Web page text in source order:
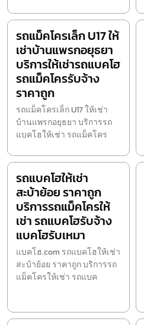
รถแม็คโครเล็ก U17 ให้
เช่าบ้านแพรกอยุธยา
บริการให้เช่ารถแบคโฮ
รถแม็คโครรับจ้าง
ราคาถูก
รถแม็คโครเล็ก U17 ให้เช่า
บ้านแพรกอยุธยา บริการรถ
แบคโฮให้เช่า รถแม็คโคร
รถแบคโฮให้เช่า
สะบ้าย้อย ราคาถูก
บริการรถแม็คโครให้
เช่า รถแบคโฮรับจ้าง
แบคโฮรับเหมา
แบคโฮ.com รถแบคโฮให้เช่า
สะบ้าย้อย ราคาถูก บริการรถ
แม็คโครให้เช่า รถแบค